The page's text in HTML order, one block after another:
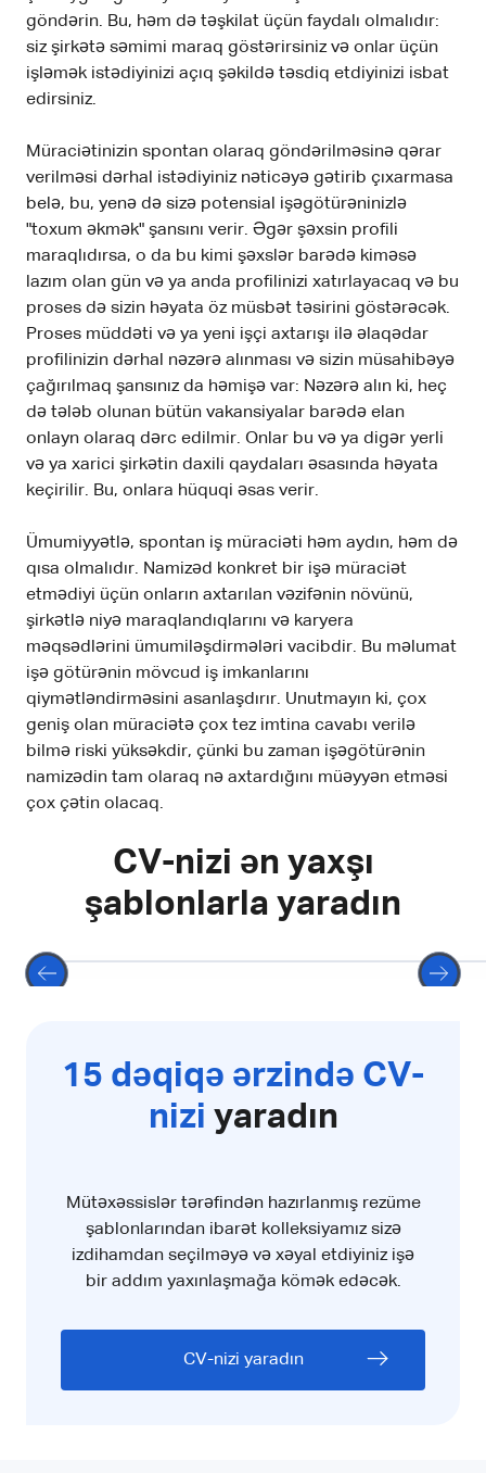
göndərin. Bu, həm də təşkilat üçün faydalı olmalıdır:
siz şirkətə səmimi maraq göstərirsiniz və onlar üçün
işləmək istədiyinizi açıq şəkildə təsdiq etdiyinizi isbat
edirsiniz.
Müraciətinizin spontan olaraq göndərilməsinə qərar
verilməsi dərhal istədiyiniz nəticəyə gətirib çıxarmasa
belə, bu, yenə də sizə potensial işəgötürəninizlə
"toxum əkmək" şansını verir. Əgər şəxsin profili
maraqlıdırsa, o da bu kimi şəxslər barədə kiməsə
lazım olan gün və ya anda profilinizi xatırlayacaq və bu
proses də sizin həyata öz müsbət təsirini göstərəcək.
Proses müddəti və ya yeni işçi axtarışı ilə əlaqədar
profilinizin dərhal nəzərə alınması və sizin müsahibəyə
çağırılmaq şansınız da həmişə var: Nəzərə alın ki, heç
də tələb olunan bütün vakansiyalar barədə elan
onlayn olaraq dərc edilmir. Onlar bu və ya digər yerli
və ya xarici şirkətin daxili qaydaları əsasında həyata
keçirilir. Bu, onlara hüquqi əsas verir.
Ümumiyyətlə, spontan iş müraciəti həm aydın, həm də
qısa olmalıdır. Namizəd konkret bir işə müraciət
etmədiyi üçün onların axtarılan vəzifənin növünü,
şirkətlə niyə maraqlandıqlarını və karyera
məqsədlərini ümumiləşdirmələri vacibdir. Bu məlumat
işə götürənin mövcud iş imkanlarını
qiymətləndirməsini asanlaşdırır. Unutmayın ki, çox
geniş olan müraciətə çox tez imtina cavabı verilə
bilmə riski yüksəkdir, çünki bu zaman işəgötürənin
namizədin tam olaraq nə axtardığını müəyyən etməsi
çox çətin olacaq.
CV-nizi ən yaxşı
şablonlarla yaradın
15 dəqiqə ərzində CV-
nizi yaradın
Mütəxəssislər tərəfindən hazırlanmış rezüme
şablonlarından ibarət kolleksiyamız sizə
izdihamdan seçilməyə və xəyal etdiyiniz işə
bir addım yaxınlaşmağa kömək edəcək.
CV-nizi yaradın